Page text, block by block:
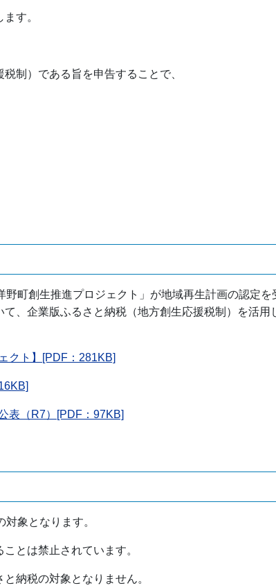
す。
制）である旨を申告することで、
町創生推進プロジェクト」が地域再生計画の認定を
、企業版ふるさと納税（地方創生応援税制）を活用
クト】[PDF：281KB]
表（R7）[PDF：97KB]
象となります。
とは禁止されています。
納税の対象となりません。